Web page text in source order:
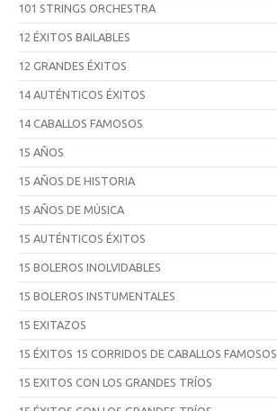
101 STRINGS ORCHESTRA
12 ÉXITOS BAILABLES
12 GRANDES ÉXITOS
14 AUTÉNTICOS ÉXITOS
14 CABALLOS FAMOSOS
15 AÑOS
15 AÑOS DE HISTORIA
15 AÑOS DE MÚSICA
15 AUTÉNTICOS ÉXITOS
15 BOLEROS INOLVIDABLES
15 BOLEROS INSTUMENTALES
15 EXITAZOS
15 ÉXITOS 15 CORRIDOS DE CABALLOS FAMOSOS
15 EXITOS CON LOS GRANDES TRÍOS